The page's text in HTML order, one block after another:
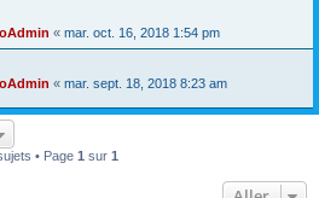
« mar. oct. 16, 2018 1:54 pm
« mar. sept. 18, 2018 8:23 am
• Page 1 sur 1